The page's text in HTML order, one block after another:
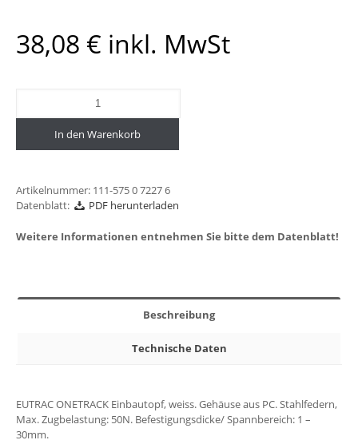
38,08 € inkl. MwSt
In den Warenkorb
Artikelnummer: 111-575 0 7227 6
Datenblatt:
PDF herunterladen
Weitere Informationen entnehmen Sie bitte dem Datenblatt!
Beschreibung
Technische Daten
EUTRAC ONETRACK Einbautopf, weiss. Gehäuse aus PC. Stahlfedern,
Max. Zugbelastung: 50N. Befestigungsdicke/ Spannbereich: 1 –
30mm.